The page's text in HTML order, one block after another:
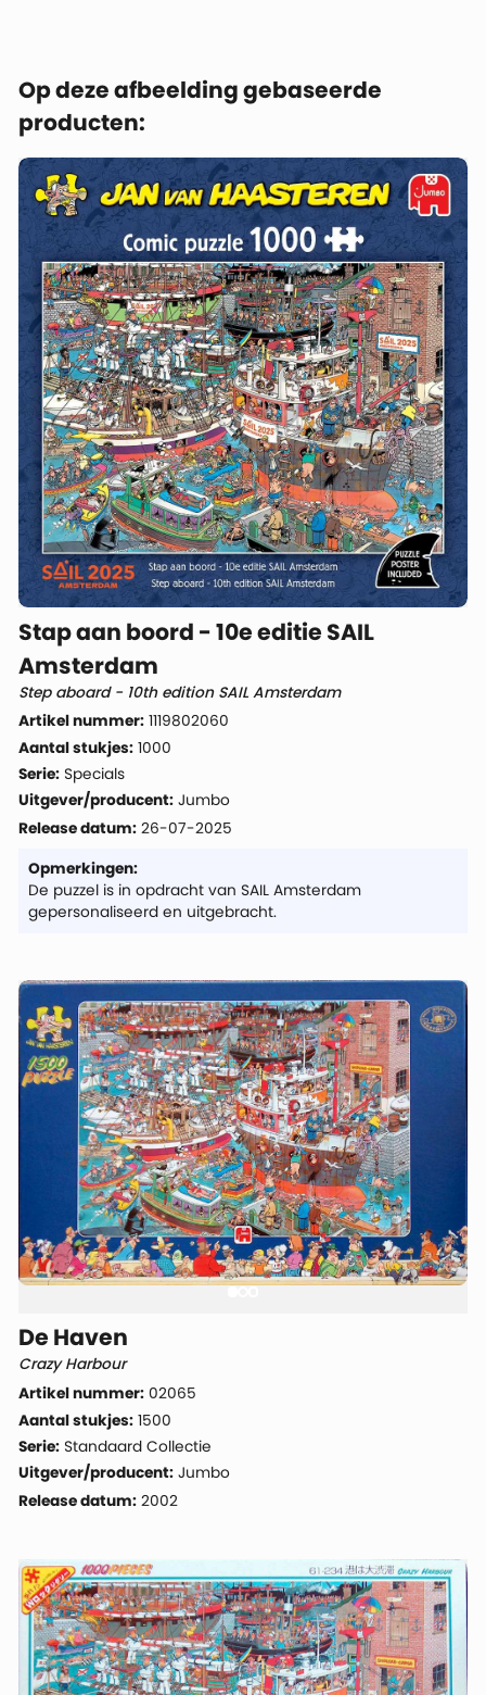
Op deze afbeelding gebaseerde
producten:
Stap aan boord - 10e editie SAIL
Amsterdam
Step aboard - 10th edition SAIL Amsterdam
Artikel nummer: 1119802060
Aantal stukjes: 1000
Serie: Specials
Uitgever/producent: Jumbo
Release datum: 26-07-2025
Opmerkingen:
De puzzel is in opdracht van SAIL Amsterdam
gepersonaliseerd en uitgebracht.
De Haven
Crazy Harbour
Artikel nummer: 02065
Aantal stukjes: 1500
Serie: Standaard Collectie
Uitgever/producent: Jumbo
Release datum: 2002